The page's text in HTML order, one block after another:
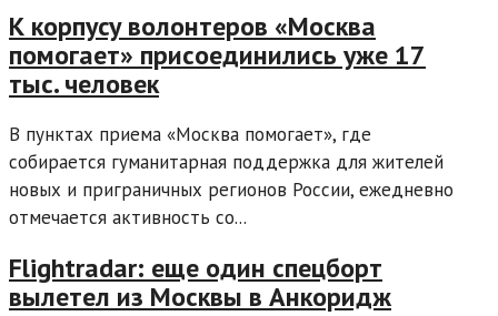
К корпусу волонтеров «Москва
помогает» присоединились уже 17
тыс. человек
В пунктах приема «Москва помогает», где
собирается гуманитарная поддержка для жителей
новых и приграничных регионов России, ежедневно
отмечается активность со...
Flightradar: еще один спецборт
вылетел из Москвы в Анкоридж